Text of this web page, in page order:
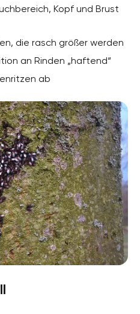
Kopf und Brust
die rasch größer werden
an Rinden „haftend“
ab